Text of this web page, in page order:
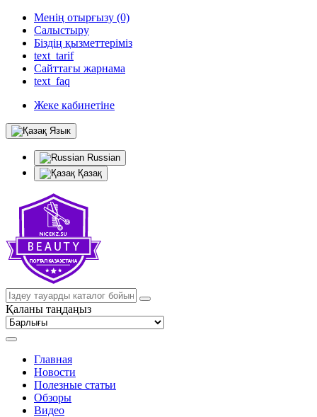
Менің отырғызу (0)
Салыстыру
Біздің қызметтеріміз
text_tarif
Сайттағы жарнама
text_faq
Жеке кабинетіне
Язык
Russian
Қазақ
Қаланы таңдаңыз
Главная
Новости
Полезные статьи
Обзоры
Видео